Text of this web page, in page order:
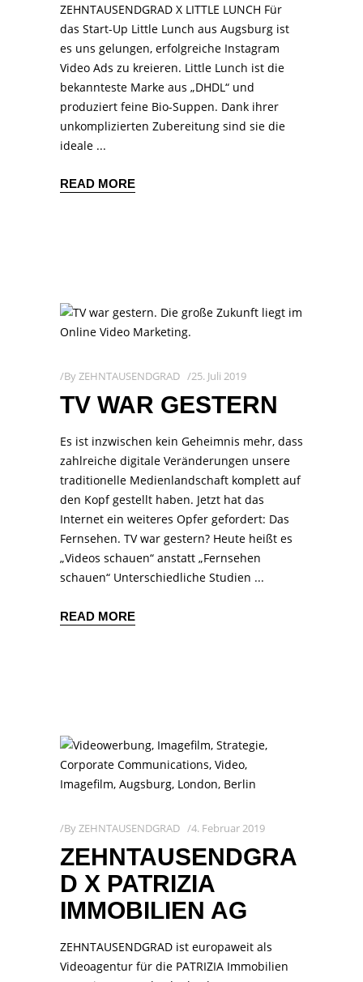
ZEHNTAUSENDGRAD X LITTLE LUNCH Für
das Start-Up Little Lunch aus Augsburg ist
es uns gelungen, erfolgreiche Instagram
Video Ads zu kreieren. Little Lunch ist die
bekannteste Marke aus „DHDL“ und
produziert feine Bio-Suppen. Dank ihrer
unkomplizierten Zubereitung sind sie die
ideale
READ MORE
ByZEHNTAUSENDGRAD 25. Juli 2019
TV WAR GESTERN
Es ist inzwischen kein Geheimnis mehr, dass
zahlreiche digitale Veränderungen unsere
traditionelle Medienlandschaft komplett auf
den Kopf gestellt haben. Jetzt hat das
Internet ein weiteres Opfer gefordert: Das
Fernsehen. TV war gestern? Heute heißt es
„Videos schauen“ anstatt „Fernsehen
schauen“ Unterschiedliche Studien
READ MORE
ByZEHNTAUSENDGRAD 4. Februar 2019
ZEHNTAUSENDGRA
D X PATRIZIA
IMMOBILIEN AG
ZEHNTAUSENDGRAD ist europaweit als
Videoagentur für die PATRIZIA Immobilien